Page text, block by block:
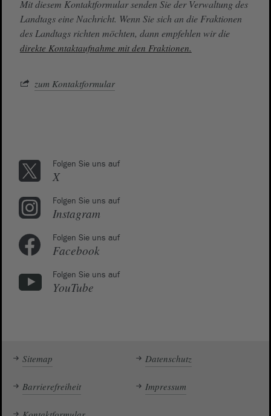
Mit diesem Kontaktformular senden Sie der Verwaltung des
Landtags eine Nachricht. Wenn Sie sich an die Fraktionen
des Landtags richten möchten, dann empfehlen wir die
direkte Kontaktaufnahme mit den Fraktionen.
zum Kontaktformular
Folgen Sie uns auf
X
Folgen Sie uns auf
Instagram
Folgen Sie uns auf
Facebook
Folgen Sie uns auf
YouTube
Sitemap Datenschutz
Barrierefreiheit Impressum